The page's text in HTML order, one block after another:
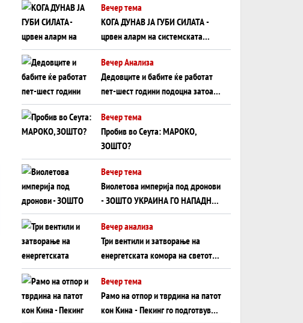
Вечер тема
КОГА ДУНАВ ЈА ГУБИ СИЛАТА -
црвен аларм на системската
плоча од јужна Германија до
Црното Море...
Вечер Анализа
Дедовците и бабите ќе работат
пет-шест години подоцна затоа
што НЕМААТ ВНУЦИ ДА ГИ
ЗАМЕНАТ
Вечер тема
Пробив во Сеута: МАРОКО,
ЗОШТО?
Вечер тема
Виолетова империја под дронови
- ЗОШТО УКРАИНА ГО НАПАДНА
РУСКИОТ WILDBERRIES
Вечер анализа
Три вентили и затворање на
енергетската комора на светот:
Нападот во Суец најавува
глобален енергетски инфаркт?
Вечер тема
Рамо на отпор и тврдина на патот
кон Кина - Пекинг го подготвува